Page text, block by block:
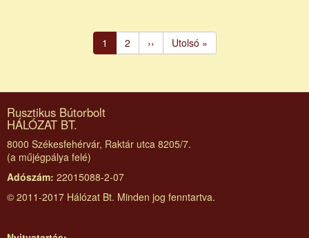
Oldalszámozás
Jelenlegi
oldal
1 Page
2
Következő
oldal
››
Utolsó
oldal
Utolsó »
Rusztikus Bútorbolt
HÁLÓZAT BT.
8000 Székesfehérvár, Raktár utca 8205/7.
(a műjégpálya felé)
Adószám: 22015088-2-07
© 2011-2017 Hálózat Bt. Minden jog fenntartva.